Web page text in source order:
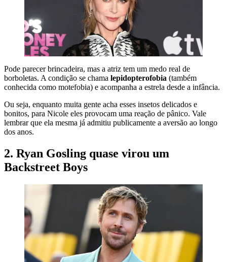
Pode parecer brincadeira, mas a atriz tem um medo real de
borboletas. A condição se chama lepidopterofobia (também
conhecida como motefobia) e acompanha a estrela desde a infância.
Ou seja, enquanto muita gente acha esses insetos delicados e
bonitos, para Nicole eles provocam uma reação de pânico. Vale
lembrar que ela mesma já admitiu publicamente a aversão ao longo
dos anos.
2. Ryan Gosling quase virou um
Backstreet Boys